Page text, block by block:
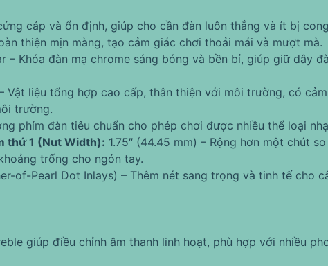
cáp và ổn định, giúp cho cần đàn luôn thẳng và ít bị
thiện mịn màng, tạo cảm giác chơi thoải mái và mượt mà.
– Khóa đàn mạ chrome sáng bóng và bền bỉ, giúp giữ dây
Vật liệu tổng hợp cao cấp, thân thiện với môi trường, có
trường.
phím đàn tiêu chuẩn cho phép chơi được nhiều thể loại
thứ 1 (Nut Width): 1.75″ (44.45 mm) – Rộng hơn một chút
trống cho ngón tay.
of-Pearl Dot Inlays) – Thêm nét sang trọng và tinh tế cho
giúp điều chỉnh âm thanh linh hoạt, phù hợp với nhiều